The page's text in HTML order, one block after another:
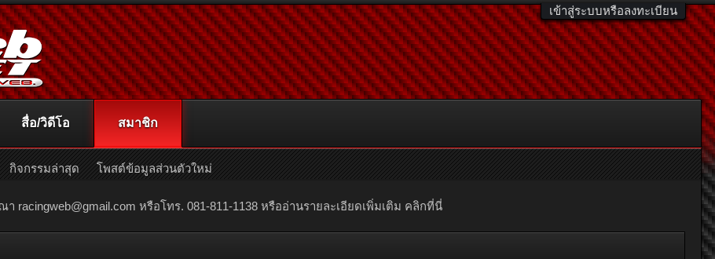
เข้าสู่ระบบหรือลงทะเบียน
า racingweb@gmail.com หรือโทร. 081-811-1138 หรืออ่านรายละเอียดเพิ่มเติม คลิกที่นี่
สื่อ/วิดีโอ สมาชิก
กิจกรรมล่าสุด โพสต์ข้อมูลส่วนตัวใหม่